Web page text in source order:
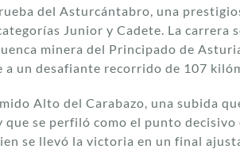
del Asturcántabro, una
Junior y Cadete. La carrera
minera del Principado de
un desafiante recorrido de 107
Alto del Carabazo, una subida
que se perfiló como el punto
se llevó la victoria en un final